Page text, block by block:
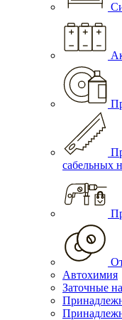
сабельных
Автохимия
Заточные